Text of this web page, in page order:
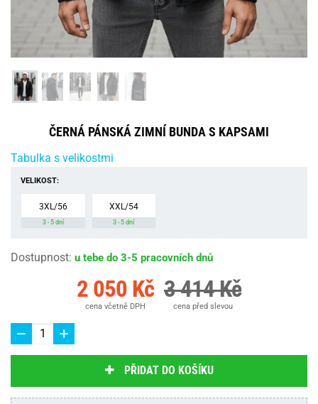
ČERNÁ PÁNSKÁ ZIMNÍ BUNDA S KAPSAMI
Tabulka s velikostmi
VELIKOST:
3XL/56
3 - 5 dní
XXL/54
3 - 5 dní
Dostupnost: u tebe do 3-5 pracovních dnů
2 050 Kč
cena včetně DPH
3 414 Kč
cena před slevou
PŘIDAT DO KOŠÍKU